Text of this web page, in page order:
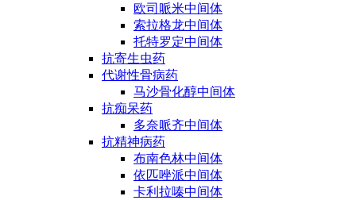
欧司哌米中间体
索拉格龙中间体
托特罗定中间体
抗寄生虫药
代谢性骨病药
马沙骨化醇中间体
抗痴呆药
多奈哌齐中间体
抗精神病药
布南色林中间体
依匹唑派中间体
卡利拉嗪中间体